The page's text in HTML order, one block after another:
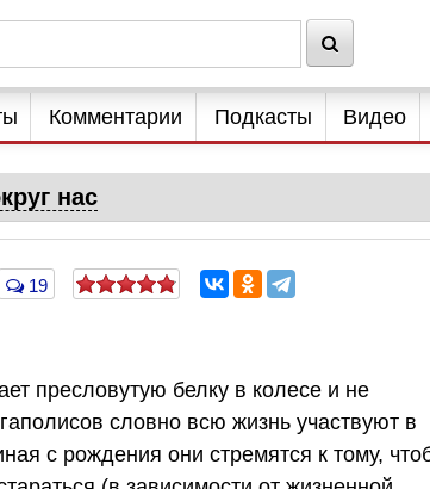
Комментарии Подкасты Видео
нас
19
пресловутую белку в колесе и не
словно всю жизнь участвуют в
с рождения они стремятся к тому,